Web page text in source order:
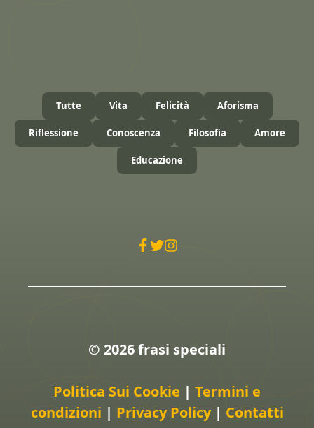
Tutte Vita Felicità Aforisma
Riflessione Conoscenza Filosofia Amore
Educazione
© 2026 frasi speciali
Politica Sui Cookie | Termini e
condizioni | Privacy Policy | Contatti